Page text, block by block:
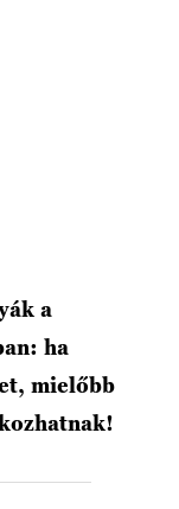
a
ha
mielőbb